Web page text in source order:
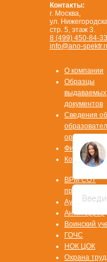
Контакты:
г. Москва,
ул.
стр. 5, этаж 3.
8 (499) 450-84-33
info@ano-
ВРМ СОТ
программа
Аудит/
Антитеррор
Воинский
ГОЧС
НОК ЦОК
Охрана
О компании
Образцы
выдаваемых
документов
Сведения об
организации
Физ. лицам
Контакты